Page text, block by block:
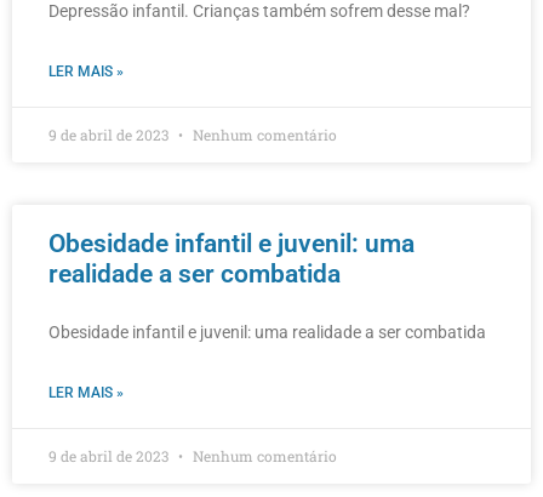
Depressão infantil. Crianças também sofrem desse mal?
LER MAIS »
9 de abril de 2023 Nenhum comentário
Obesidade infantil e juvenil: uma
realidade a ser combatida
Obesidade infantil e juvenil: uma realidade a ser combatida
LER MAIS »
9 de abril de 2023 Nenhum comentário